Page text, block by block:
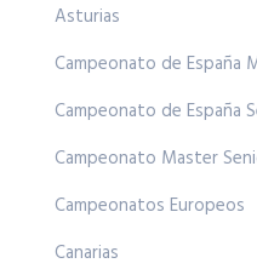
Asturias
Campeonato de España
Campeonato de España
Campeonato Master
Campeonatos Europeos
Canarias